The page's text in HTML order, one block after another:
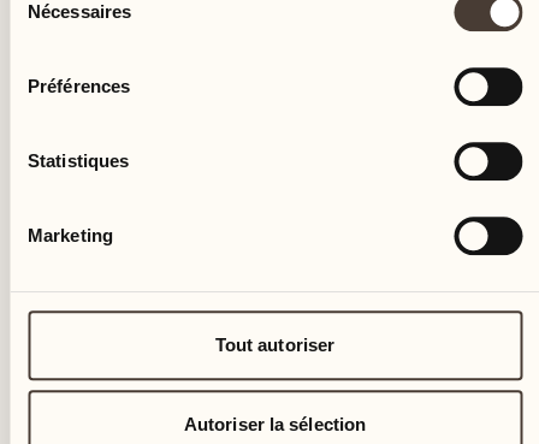
Nécessaires
Préférences
Statistiques
Marketing
Tout autoriser
Autoriser la sélection